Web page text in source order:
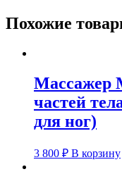
Похожие
Массажер
частей
для ног)
3 800 ₽ В корзину